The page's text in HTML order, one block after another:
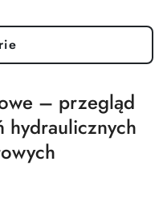
– przegląd
hydraulicznych